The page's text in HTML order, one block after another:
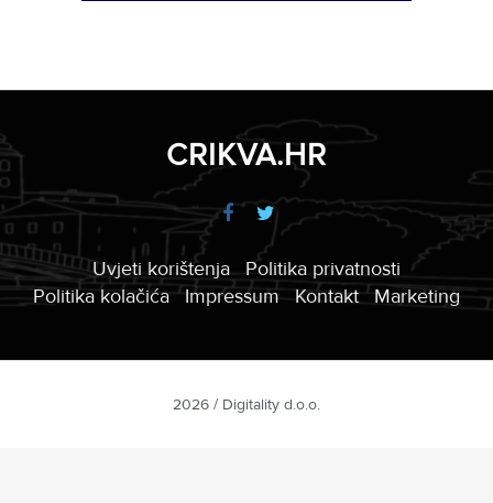
CRIKVA.HR
Uvjeti korištenja
Politika privatnosti
Politika kolačića
Impressum Kontakt Marketing
2026 / Digitality d.o.o.